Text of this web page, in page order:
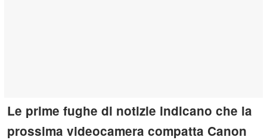
Le prime fughe di notizie indicano che la
prossima videocamera compatta Canon